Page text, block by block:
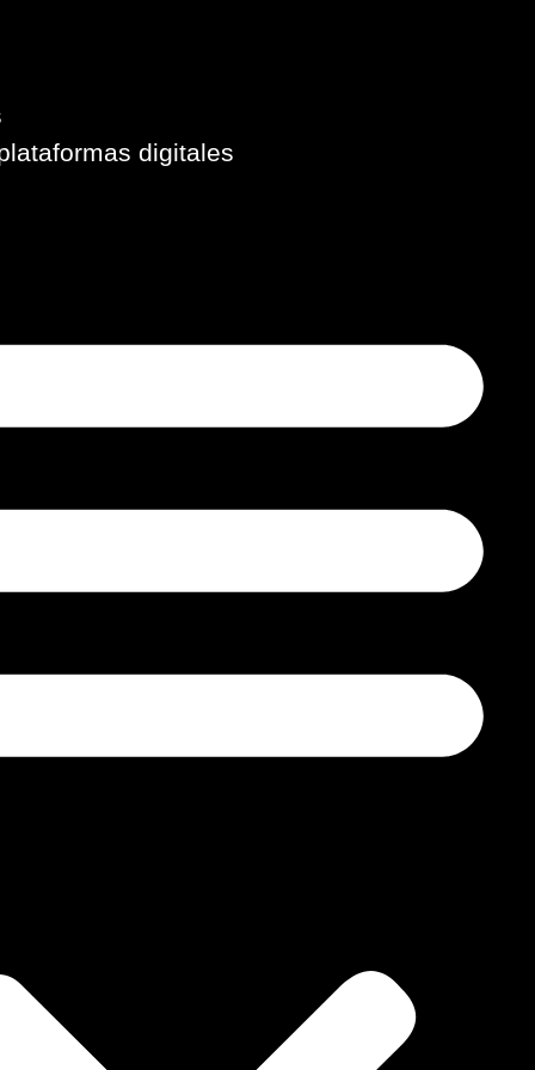
digitales